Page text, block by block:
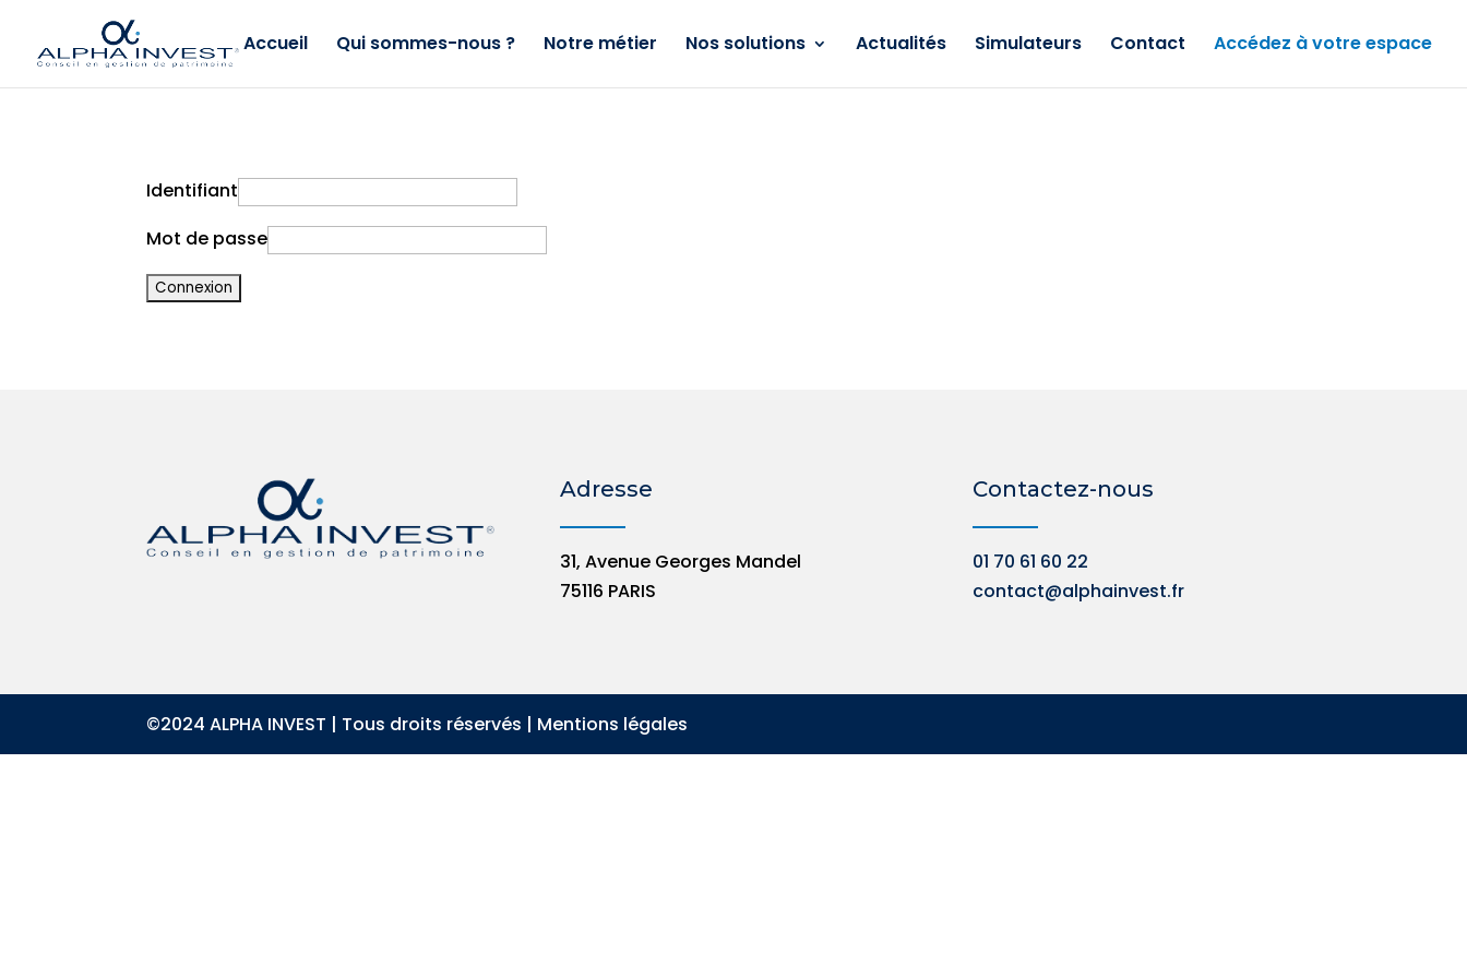
Accueil Qui sommes-nous ? Notre métier Nos solutions Actualités Simulateurs Contact Accédez à votre espace
Identifiant
Mot de passe
Adresse
31, Avenue Georges Mandel
75116 PARIS
Contactez-nous
01 70 61 60 22
contact@alphainvest.fr
©2024 ALPHA INVEST | Tous droits réservés | Mentions légales